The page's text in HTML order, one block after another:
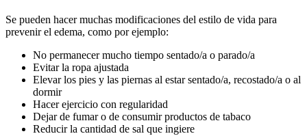
Se pueden hacer muchas modificaciones del estilo de vida para
prevenir el edema, como por ejemplo:
No permanecer mucho tiempo sentado/a o parado/a
Evitar la ropa ajustada
Elevar los pies y las piernas al estar sentado/a, recostado/a o al
dormir
Hacer ejercicio con regularidad
Dejar de fumar o de consumir productos de tabaco
Reducir la cantidad de sal que ingiere